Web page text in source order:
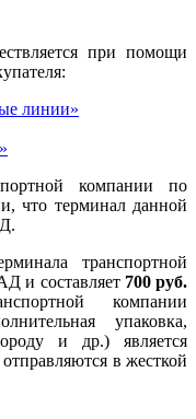
при помощи
линии»
компании по
что терминал данной
транспортной
и составляет 700 руб.
компании
упаковка,
и др.) является
в жесткой